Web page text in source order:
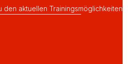
den aktuellen Trainingsmöglichkeiten